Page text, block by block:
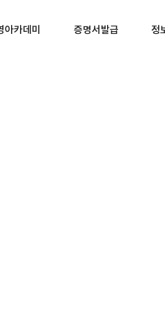
아카데미 증명서발급 정